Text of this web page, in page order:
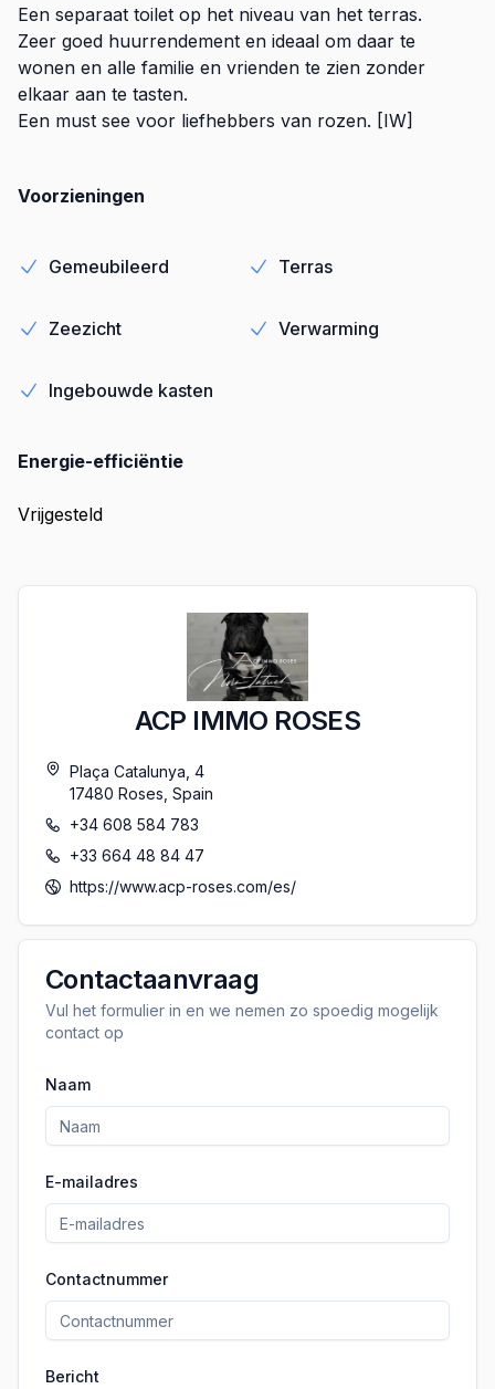
Een separaat toilet op het niveau van het terras.
Zeer goed huurrendement en ideaal om daar te
wonen en alle familie en vrienden te zien zonder
elkaar aan te tasten.
Een must see voor liefhebbers van rozen. [IW]
Voorzieningen
Gemeubileerd Terras
Zeezicht Verwarming
Ingebouwde kasten
Energie-efficiëntie
Vrijgesteld
ACP IMMO ROSES
Plaça Catalunya, 4
17480 Roses Spain
+34 608 584 783
+33 664 48 84 47
https://www.acp-roses.com/es/
Contactaanvraag
Vul het formulier in en we nemen zo spoedig mogelijk
contact op
Naam
E-mailadres
Contactnummer
Bericht